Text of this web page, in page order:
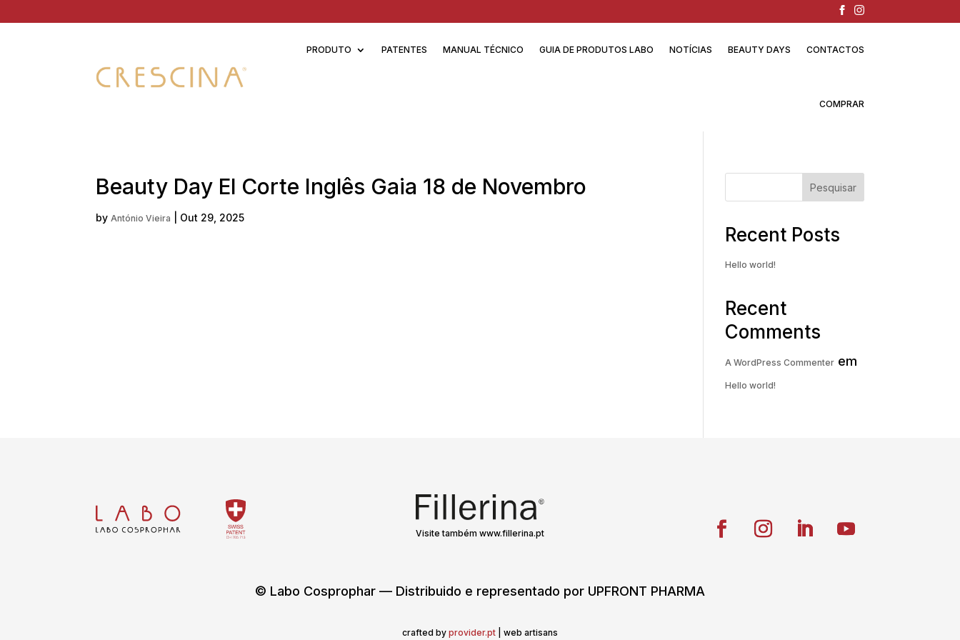
PRODUTO PATENTES MANUAL TÉCNICO GUIA DE PRODUTOS LABO NOTÍCIAS BEAUTY DAYS CONTACTOS
COMPRAR
Beauty Day El Corte Inglês Gaia 18 de Novembro
by António Vieira Out 29, 2025
Pesquisar
Recent Posts
Hello world!
Recent
Comments
A WordPress Commenter em
Hello world!
Visite também www.fillerina.pt
© Labo Cosprophar — Distribuido e representado por UPFRONT PHARMA
crafted by provider.pt | web artisans